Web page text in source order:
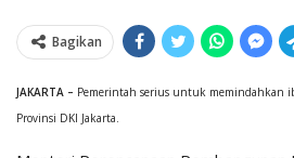
Bagikan
JAKARTA – Pemerintah serius untuk memindahkan
Provinsi DKI Jakarta.